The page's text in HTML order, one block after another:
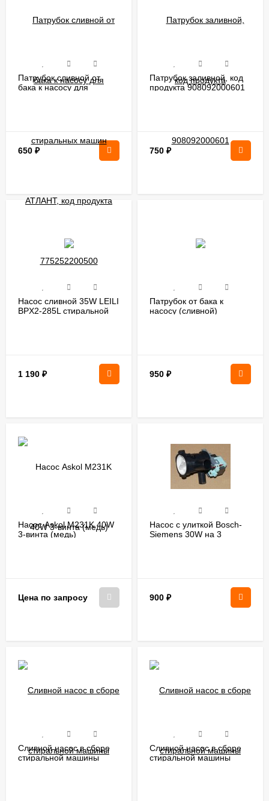
Патрубок сливной от
бака к насосу для
650 ₽
Патрубок заливной, код
продукта 908092000601
750 ₽
Насос сливной 35W LEILI
BPX2-285L стиральной
1 190 ₽
Патрубок от бака к
насосу (сливной)
950 ₽
Насос Askol M231K 40W
3-винта (медь)
Цена по запросу
Насос с улиткой Bosch-
Siemens 30W на 3
900 ₽
Сливной насос в сборе
стиральной машины
Сливной насос в сборе
стиральной машины